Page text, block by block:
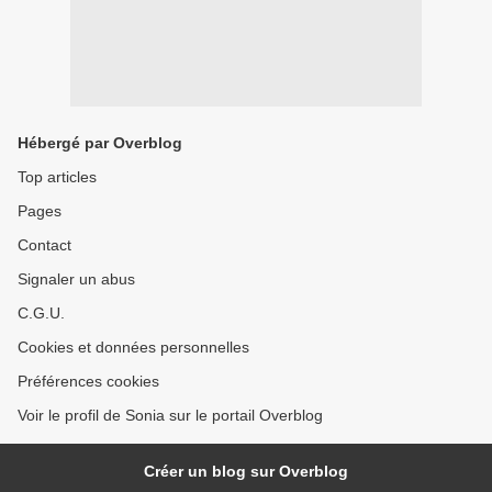
Hébergé par Overblog
Top articles
Pages
Contact
Signaler un abus
C.G.U.
Cookies et données personnelles
Préférences cookies
Voir le profil de Sonia sur le portail Overblog
Créer un blog sur Overblog